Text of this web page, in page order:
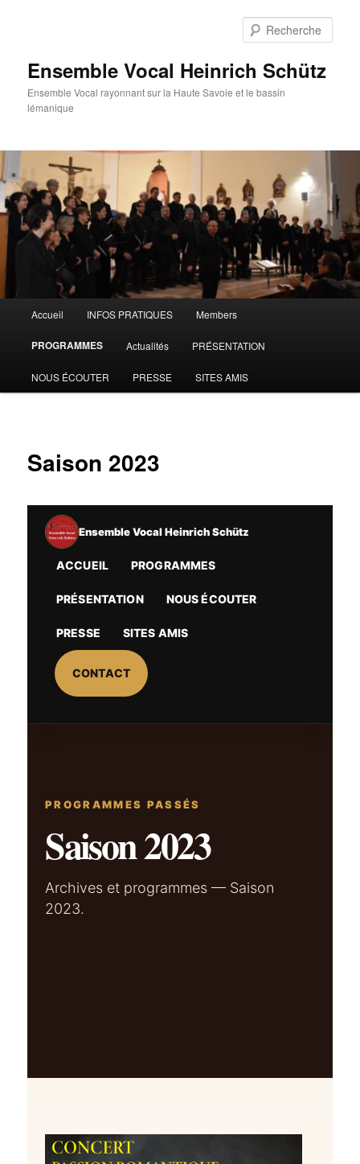
Ensemble Vocal Heinrich Schütz
Ensemble Vocal rayonnant sur la Haute Savoie et le bassin
lémanique
principal
Accueil INFOS PRATIQUES Members
PROGRAMMES Actualités PRÉSENTATION
NOUS ÉCOUTER PRESSE SITES AMIS
Saison 2023
Ensemble Vocal Heinrich Schütz
ACCUEIL PROGRAMMES
PRÉSENTATION NOUS ÉCOUTER
PRESSE SITES AMIS
CONTACT
PROGRAMMES PASSÉS
Saison 2023
Archives et programmes — Saison
2023.